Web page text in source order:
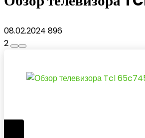
08.02.2024 896
2